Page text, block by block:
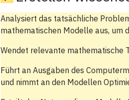
Analysiert das tatsächliche
mathematischen Modelle aus, um
Wendet relevante mathematische
Führt an Ausgaben des
und nimmt an den Modellen